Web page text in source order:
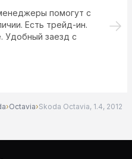
помогут с
Есть трейд-ин.
Удобный заезд с
›Octavia›Skoda Octavia, 1.4, 2012